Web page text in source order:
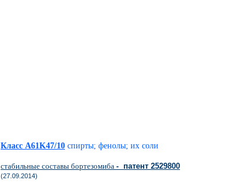
Класс A61K47/10 спирты; фенолы; их соли
стабильные составы бортезомиба - патент 2529800
(27.09.2014)